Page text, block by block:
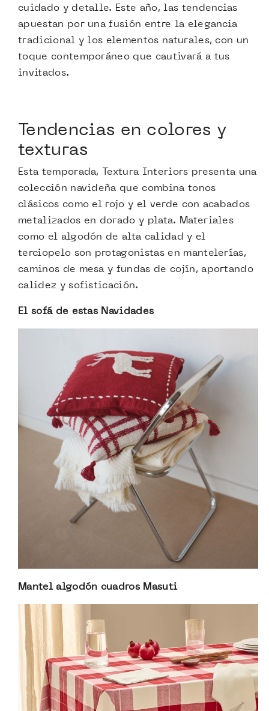
cuidado y detalle. Este año, las tendencias
apuestan por una fusión entre la elegancia
tradicional y los elementos naturales, con un
toque contemporáneo que cautivará a tus
invitados.
Tendencias en colores y
texturas
Esta temporada, Textura Interiors presenta una
colección navideña que combina tonos
clásicos como el rojo y el verde con acabados
metalizados en dorado y plata. Materiales
como el algodón de alta calidad y el
terciopelo son protagonistas en mantelerías,
caminos de mesa y fundas de cojín, aportando
calidez y sofisticación.
El sofá de estas Navidades
Mantel algodón cuadros Masuti